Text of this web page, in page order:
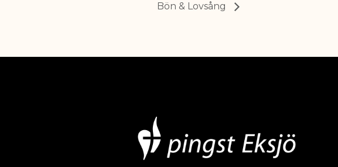
Bön & Lovsång